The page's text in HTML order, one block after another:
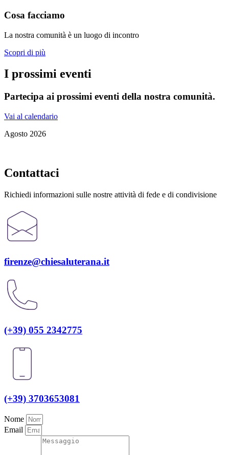
Cosa facciamo
La nostra comunità è un luogo di incontro
Scopri di più
I prossimi eventi
Partecipa ai prossimi eventi della nostra comunità.
Vai al calendario
Agosto 2026
Contattaci
Richiedi informazioni sulle nostre attività di fede e di condivisione
firenze@chiesaluterana.it
(+39) 055 2342775
(+39) 3703653081
Nome
Email